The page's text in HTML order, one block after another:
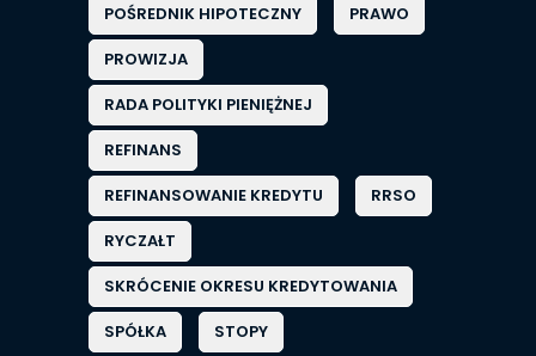
POŚREDNIK HIPOTECZNY
PRAWO
PROWIZJA
RADA POLITYKI PIENIĘŻNEJ
REFINANS
REFINANSOWANIE KREDYTU
RRSO
RYCZAŁT
SKRÓCENIE OKRESU KREDYTOWANIA
SPÓŁKA
STOPY